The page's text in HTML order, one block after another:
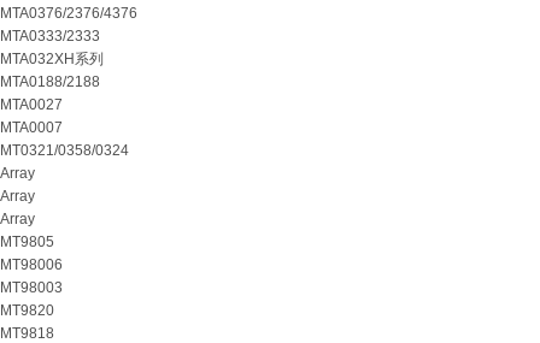
MTA0376/2376/4376
MTA0333/2333
MTA032XH系列
MTA0188/2188
MTA0027
MTA0007
MT0321/0358/0324
Array
Array
Array
MT9805
MT98006
MT98003
MT9820
MT9818